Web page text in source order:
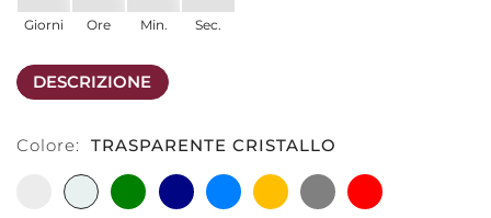
Giorni Ore Min. Sec.
DESCRIZIONE
Colore: TRASPARENTE CRISTALLO
BIANCOTRASPARENTE
CRISTALLO
VERDEBLU AZZURROAMBRAGRIGIOROSSO